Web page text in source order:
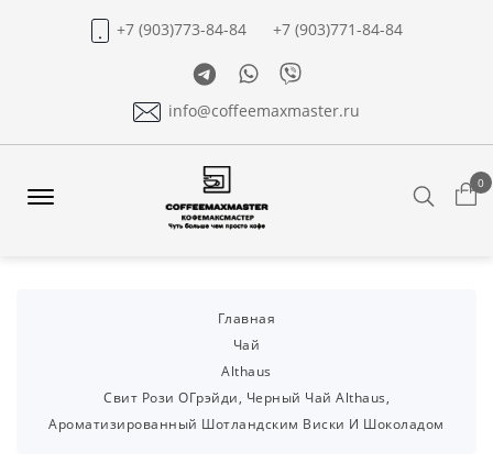
+7 (903)773-84-84
+7 (903)771-84-84
TelegramWhatsapp
Viber
info@coffeemaxmaster.ru
0
Главная
Чай
Althaus
Свит Рози ОГрэйди, Черный Чай Althaus,
Ароматизированный Шотландским Виски И Шоколадом